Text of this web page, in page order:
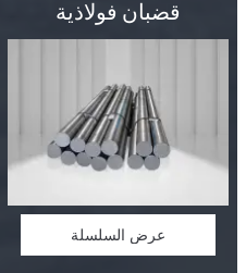
قضبان فولاذية
عرض السلسلة